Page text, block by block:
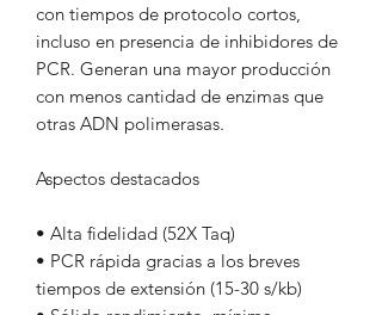
con tiempos de protocolo cortos,
incluso en presencia de inhibidores de
PCR. Generan una mayor producción
con menos cantidad de enzimas que
otras ADN polimerasas.
Aspectos destacados
• Alta fidelidad (52X Taq)
• PCR rápida gracias a los breves
tiempos de extensión (15-30 s/kb)